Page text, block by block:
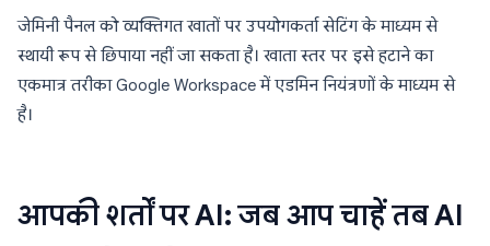
जेमिनी पैनल को व्यक्तिगत खातों पर उपयोगकर्ता सेटिंग के माध्यम से
स्थायी रूप से छिपाया नहीं जा सकता है। खाता स्तर पर इसे हटाने का
एकमात्र तरीका Google Workspace में एडमिन नियंत्रणों के माध्यम से
है।
आपकी शर्तों पर AI: जब आप चाहें तब AI